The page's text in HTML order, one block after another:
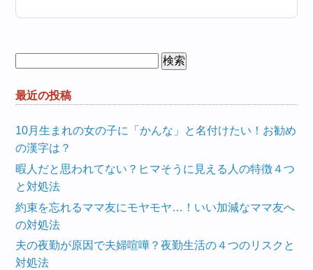
最近の投稿
10月生まれの女の子に「かんな」と名付けたい！お勧め
の漢字は？
暇人だと思われてない？ヒマそうに見える人の特徴４つ
と対処法
約束を忘れるママ友にモヤモヤ…！いい加減なママ友へ
の対処法
夫の夜勤が原因で夫婦喧嘩？夜勤生活の４つのリスクと
対処法